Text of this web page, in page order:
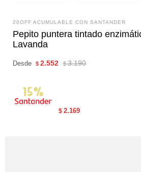
20OFF ACUMULABLE CON SANTANDER
Pepito puntera tintado
Lavanda
Desde $ 2.552 $ 3.190
$ 2.169